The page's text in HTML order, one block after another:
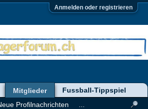
Anmelden oder registrieren
Mitglieder
Profilnachrichten
Fussball-Tippspiel